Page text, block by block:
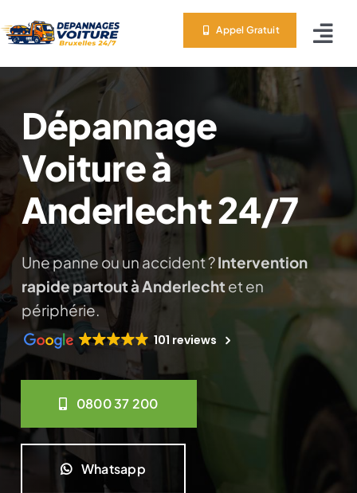
to
Appel Gratuit
Zones
A
Dépannage
Voiture à
Anderlecht 24/7
Une panne ou un accident ?Intervention
rapide partout à Anderlecht et en
périphérie.
101 reviews
0800 37 200
Whatsapp